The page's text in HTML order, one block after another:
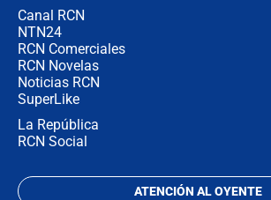
Canal RCN
NTN24
RCN Comerciales
RCN Novelas
Noticias RCN
SuperLike
La República
RCN Social
ATENCIÓN AL OYENTE